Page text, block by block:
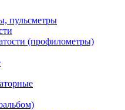
пульсметры
(профилометры)